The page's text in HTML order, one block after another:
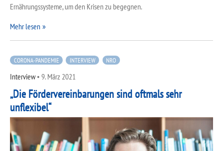
Ernährungssysteme, um den Krisen zu begegnen.
Mehr lesen
CORONA-PANDEMIE INTERVIEW NRO
Interview• 9. März 2021
„Die Fördervereinbarungen sind oftmals sehr
unflexibel“